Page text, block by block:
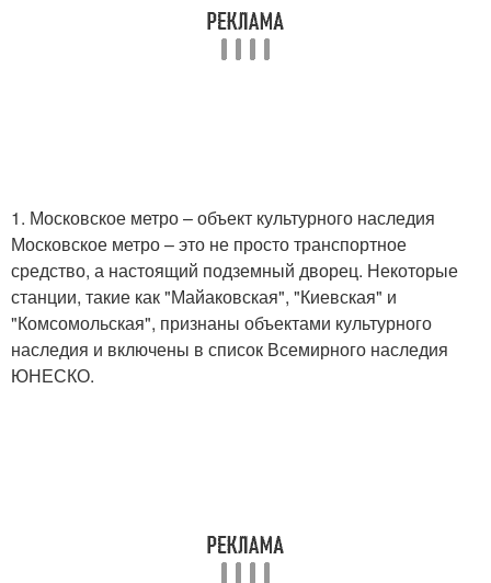
1. Московское метро – объект культурного наследия
Московское метро – это не просто транспортное
средство, а настоящий подземный дворец. Некоторые
станции, такие как "Майаковская", "Киевская" и
"Комсомольская", признаны объектами культурного
наследия и включены в список Всемирного наследия
ЮНЕСКО.